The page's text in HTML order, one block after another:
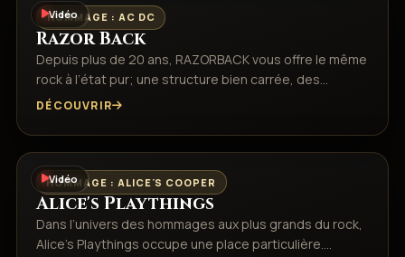
Vidéo
HOMMAGE : AC DC
Razor Back
Depuis plus de 20 ans, RAZORBACK vous offre le même
rock à l’état pur; une structure bien carrée, des…
DÉCOUVRIR
Vidéo
HOMMAGE : ALICE'S COOPER
Alice's Playthings
Dans l’univers des hommages aux plus grands du rock,
Alice’s Playthings occupe une place particulière.…